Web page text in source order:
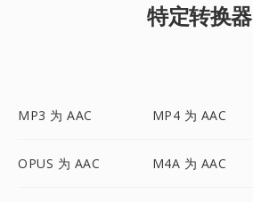
特定转换器
MP3 为 AAC MP4 为 AAC
OPUS 为 AAC M4A 为 AAC